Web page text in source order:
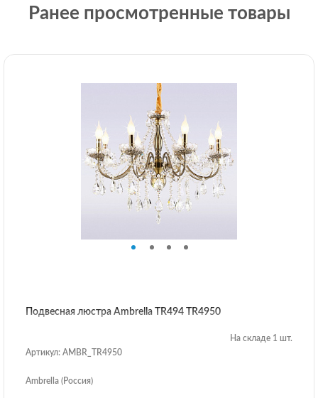
Ранее просмотренные товары
Подвесная люстра Ambrella TR494 TR4950
На складе 1 шт.
Артикул: AMBR_TR4950
Ambrella (Россия)